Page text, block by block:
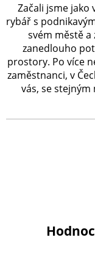
Začali jsme
rybář s
svém městě
zanedlouho
prostory. Po více
zaměstnanci, v
vás, se